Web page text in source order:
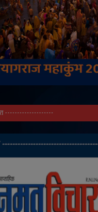
--------------------